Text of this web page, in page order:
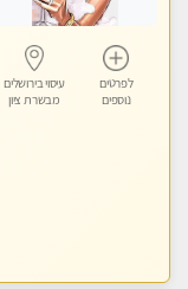
לפרטים
נוספים
עיסוי בירושלים
מבשרת ציון